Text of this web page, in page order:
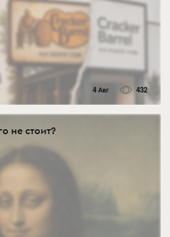
4 Авг 432
не стоит?